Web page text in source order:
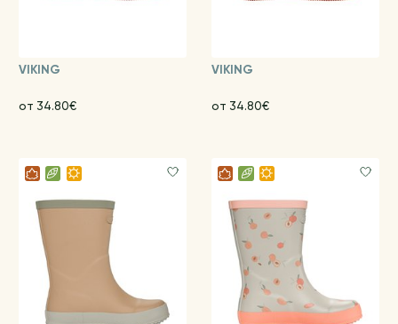
VIKING
от 34.80€
VIKING
от 34.80€